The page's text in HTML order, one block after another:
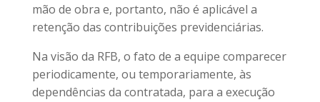
mão de obra e, portanto, não é aplicável a
retenção das contribuições previdenciárias.
Na visão da RFB, o fato de a equipe comparecer
periodicamente, ou temporariamente, às
dependências da contratada, para a execução